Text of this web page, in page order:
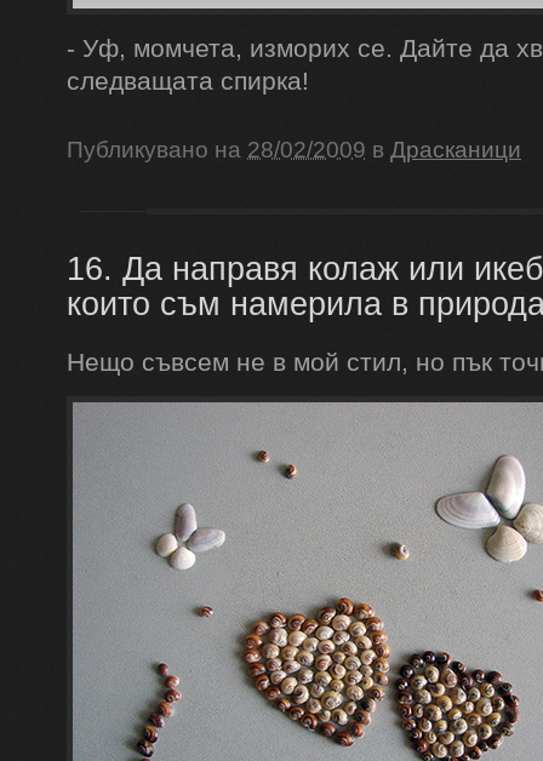
- Уф, момчета, изморих се. Дайте да
следващата спирка!
Публикувано на 28/02/2009 в Драсканици
16. Да направя колаж или
които съм намерила в
Нещо съвсем не в мой стил, но пък